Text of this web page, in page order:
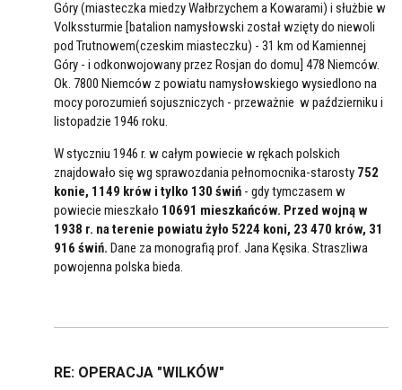
Góry (miasteczka miedzy Wałbrzychem a Kowarami) i służbie w
Volkssturmie [batalion namysłowski został wzięty do niewoli
pod Trutnowem(czeskim miasteczku) - 31 km od Kamiennej
Góry - i odkonwojowany przez Rosjan do domu] 478 Niemców.
Ok. 7800 Niemców z powiatu namysłowskiego wysiedlono na
mocy porozumień sojuszniczych - przeważnie w październiku i
listopadzie 1946 roku.
W styczniu 1946 r. w całym powiecie w rękach polskich
znajdowało się wg sprawozdania pełnomocnika-starosty 752
konie, 1149 krów i tylko 130 świń - gdy tymczasem w
powiecie mieszkało 10691 mieszkańców. Przed wojną w
1938 r. na terenie powiatu żyło 5224 koni, 23 470 krów, 31
916 świń. Dane za monografią prof. Jana Kęsika. Straszliwa
powojenna polska bieda.
RE: OPERACJA "WILKÓW"